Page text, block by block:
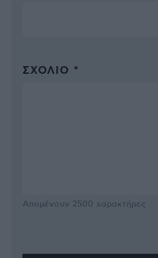
ΣΧΌΛΙΟ *
Απομένουν 2500 χαρακτήρες